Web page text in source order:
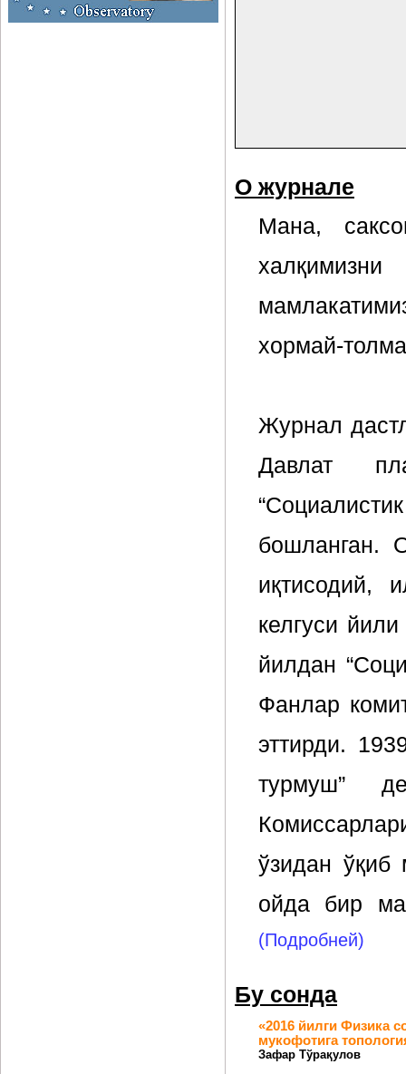
О журнале
Мана,
хормай-
Журнал
Давлат
бошланган.
иқтисодий,
келгуси
йилдан
Фанлар
эттирди.
турмуш”
ўзидан ўқиб
ойда бир
(Подробней)
Бу сонда
«2016 йилги Физика
мукофотига
Зафар Тўрақулов